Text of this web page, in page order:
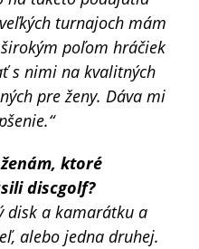
turnajoch mám
poľom hráčiek
s nimi na kvalitných
pre ženy. Dáva mi
ktoré
discgolf?
disk a kamarátku a
alebo jedna druhej.